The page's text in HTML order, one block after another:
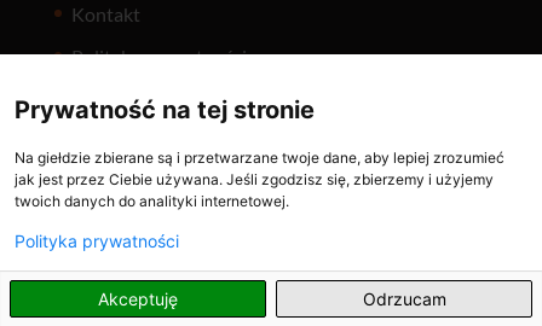
Kontakt
Polityka prywatności
PL
Prywatność na tej stronie
Na giełdzie zbierane są i przetwarzane twoje dane, aby lepiej zrozumieć
jak jest przez Ciebie używana. Jeśli zgodzisz się, zbierzemy i użyjemy
twoich danych do analityki internetowej.
Polityka prywatności
Akceptuję Odrzucam